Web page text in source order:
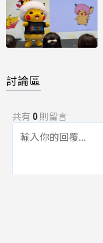
討論區
共有 0則留言